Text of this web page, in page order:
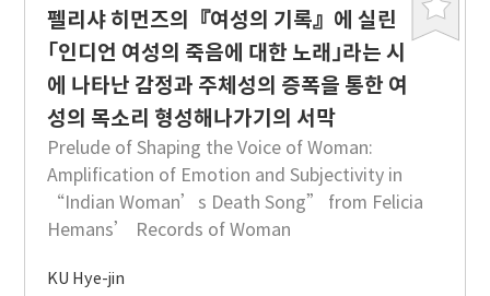
북
펠리샤 히먼즈의『여성의 기록』에 실린
｢인디언 여성의 죽음에 대한 노래｣라는 시
에 나타난 감정과 주체성의 증폭을 통한 여
성의 목소리 형성해나가기의 서막
Prelude of Shaping the Voice of Woman:
Amplification of Emotion and Subjectivity in
“Indian Woman’s Death Song” from Felicia
Hemans’ Records of Woman
KU Hye-jin